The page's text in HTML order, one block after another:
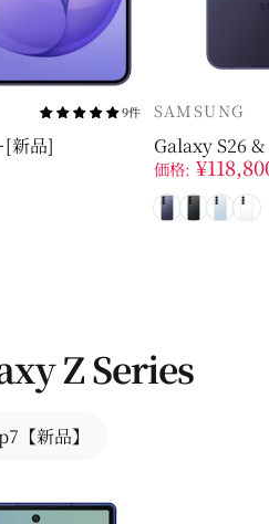
9件
[新品]
販売業者
SAMSUNG
Galaxy S26
販売価格
価格:
通常価格
コバルト
ブラック
スカ
ホ
Z Series
【新品】